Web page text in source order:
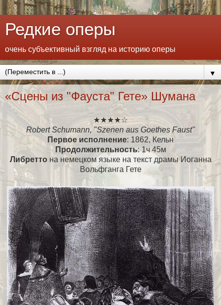
Редкие оперы
очень субъективный взгляд на историю оперы
▼
«Сцены из "Фауста" Гете» Шумана
★★★★☆
Robert Schumann, "Szenen aus Goethes Faust"
Первое исполнение: 1862, Кельн
Продолжительность: 1ч 45м
Либреттона немецком языке на текст драмы Иоганна
Вольфганга Гете